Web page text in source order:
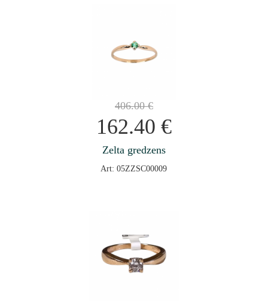
406.00€
162.40 €
Zelta gredzens
Art: 05ZZSC00009